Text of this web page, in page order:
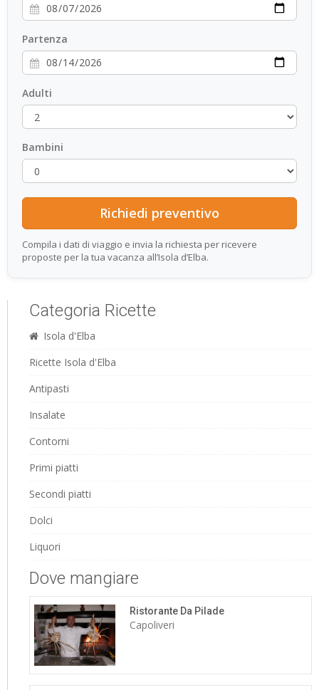
Partenza
Adulti
Bambini
Compila i dati di viaggio e invia la richiesta per ricevere
proposte per la tua vacanza all’Isola d’Elba.
Categoria Ricette
Isola d'Elba
Ricette Isola d'Elba
Antipasti
Insalate
Contorni
Primi piatti
Secondi piatti
Dolci
Liquori
Dove mangiare
Ristorante Da Pilade
Capoliveri